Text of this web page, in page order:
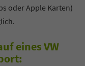
oder Apple Karten)
eines VW